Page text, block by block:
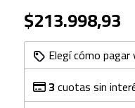
$213.998,93
Elegí cómo
3cuotas sin